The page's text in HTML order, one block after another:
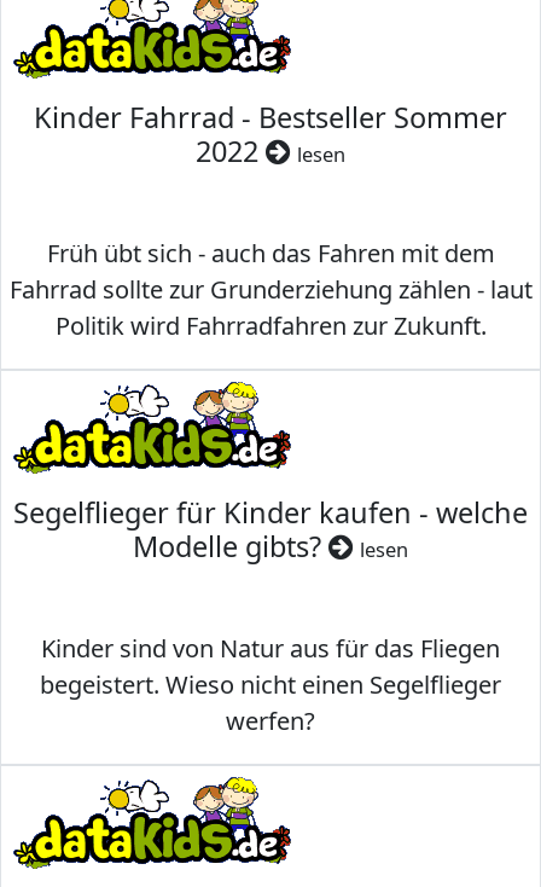
Kinder Fahrrad - Bestseller Sommer
2022
lesen
Früh übt sich - auch das Fahren mit dem
Fahrrad sollte zur Grunderziehung zählen - laut
Politik wird Fahrradfahren zur Zukunft.
Segelflieger für Kinder kaufen - welche
Modelle gibts?
lesen
Kinder sind von Natur aus für das Fliegen
begeistert. Wieso nicht einen Segelflieger
werfen?